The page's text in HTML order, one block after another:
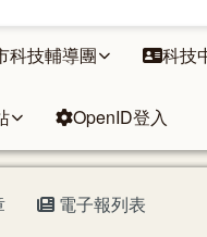
資源網
科技輔導團 科技
OpenID登入
電子報列表